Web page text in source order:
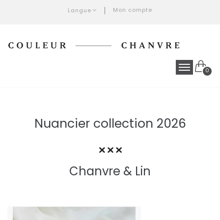
Langue Mon compte
0
Nuancier collection 2026
Chanvre & Lin